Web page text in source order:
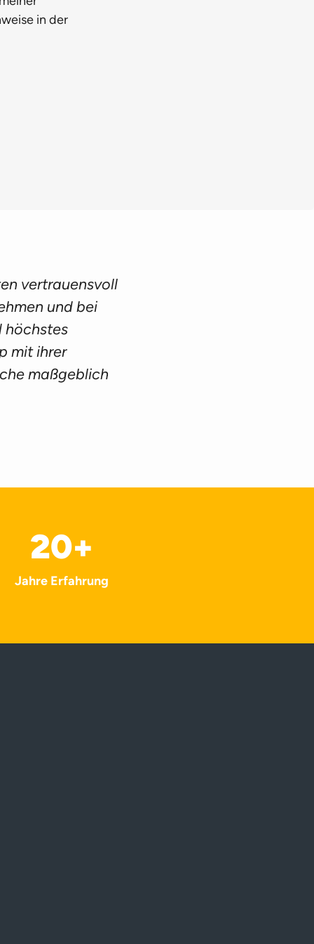
in der
vertrauensvoll
und bei
höchstes
mit ihrer
maßgeblich
20+
Jahre Erfahrung